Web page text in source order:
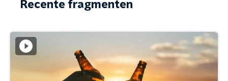
Recente fragmenten